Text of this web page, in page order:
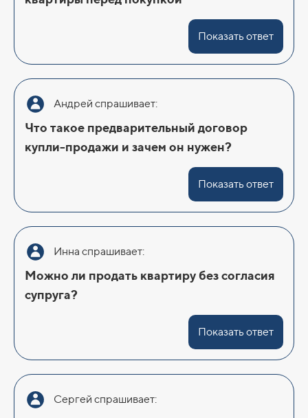
Показать ответ
Андрей спрашивает:
Что такое предварительный договор
купли-продажи и зачем он нужен?
Показать ответ
Инна спрашивает:
Можно ли продать квартиру без согласия
супруга?
Показать ответ
Сергей спрашивает: